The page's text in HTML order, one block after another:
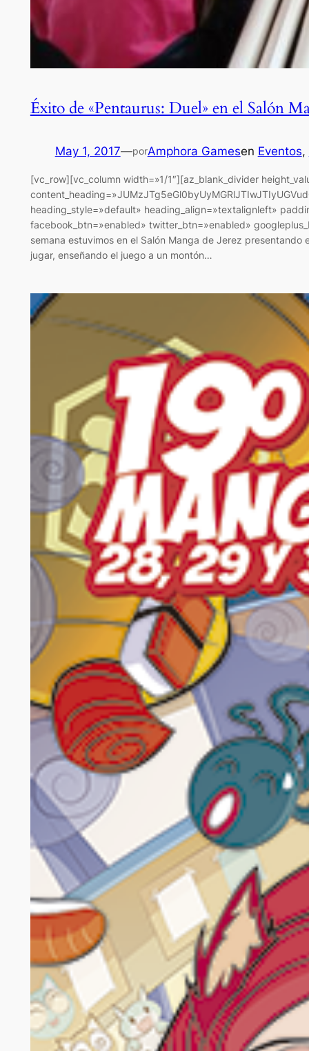
Éxito de «Pentaurus: Duel» en el Salón
May 1, 2017—porAmphora Gamesen Eventos,
[vc_row][vc_column width=»1/1″][az_blank_divider
heading_style=»default» heading_align=»textalignleft»
facebook_btn=»enabled» twitter_btn=»enabled»
semana estuvimos en el Salón Manga de Jerez
jugar, enseñando el juego a un montón…